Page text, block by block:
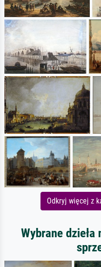
Odkryj więcej z
Wybrane